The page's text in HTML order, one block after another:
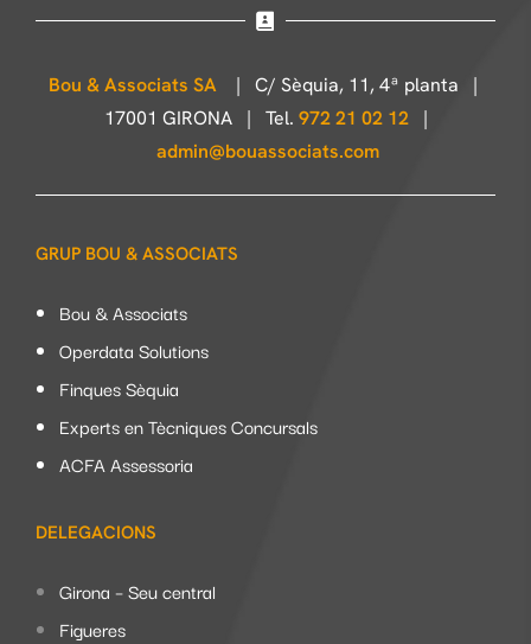
Bou & Associats SA
| C/ Sèquia, 11, 4ª planta |
17001 GIRONA | Tel. 972 21 02 12|
admin@bouassociats.com
GRUP BOU & ASSOCIATS
Bou & Associats
Operdata Solutions
Finques Sèquia
Experts en Tècniques Concursals
ACFA Assessoria
DELEGACIONS
Girona – Seu central
Figueres